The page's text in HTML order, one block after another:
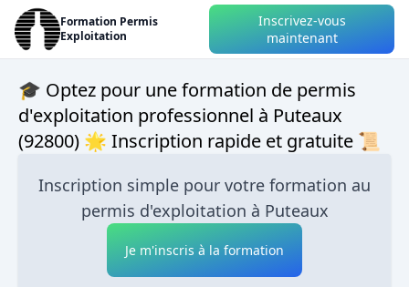
Formation Permis
Exploitation
Inscrivez-vous
maintenant
🎓 Optez pour une formation de permis
d'exploitation professionnel à Puteaux
(92800) 🌟 Inscription rapide et gratuite 📜
Inscription simple pour votre formation au
permis d'exploitation à Puteaux
Je m'inscris à la formation